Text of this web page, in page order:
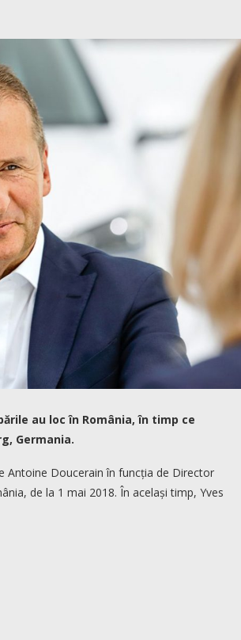
au loc în România, în timp ce
Germania.
Antoine Doucerain în funcția de Director
de la 1 mai 2018. În același timp, Yves